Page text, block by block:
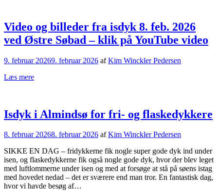
Video og billeder fra isdyk 8. feb. 2026
ved Østre Søbad – klik på YouTube video
9. februar 20269. februar 2026 afKim Winckler Pedersen
Læs mere
Isdyk i Almindsø for fri- og flaskedykkere
8. februar 20268. februar 2026 afKim Winckler Pedersen
SIKKE EN DAG – fridykkerne fik nogle super gode dyk ind under
isen, og flaskedykkerne fik også nogle gode dyk, hvor der blev leget
med luftlommerne under isen og med at forsøge at stå på søens istag
med hovedet nedad – det er sværere end man tror. En fantastisk dag,
hvor vi havde besøg af…